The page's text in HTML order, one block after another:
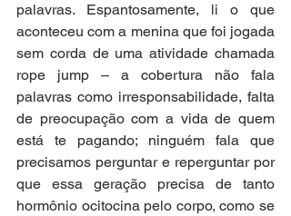
palavras. Espantosamente, li o que
aconteceu com a menina que foi jogada
sem corda de uma atividade chamada
rope jump – a cobertura não fala
palavras como irresponsabilidade, falta
de preocupação com a vida de quem
está te pagando; ninguém fala que
precisamos perguntar e reperguntar por
que essa geração precisa de tanto
hormônio ocitocina pelo corpo, como se